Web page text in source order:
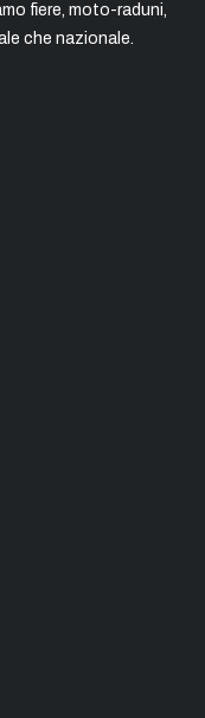
fiere, moto-raduni,
che nazionale.